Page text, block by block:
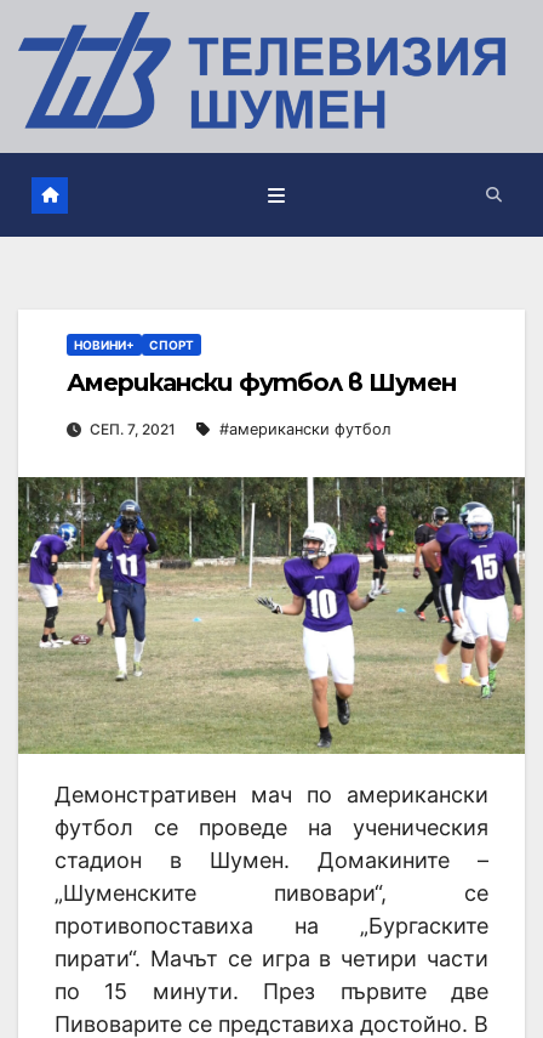
НОВИНИ+ СПОРТ
Американски футбол в Шумен
СЕП. 7, 2021 #американски футбол
Демонстративен мач по американски
футбол се проведе на ученическия
стадион в Шумен. Домакините –
„Шуменските пивовари“, се
противопоставиха на „Бургаските
пирати“. Мачът се игра в четири части
по 15 минути. През първите две
Пивоварите се представиха достойно. В